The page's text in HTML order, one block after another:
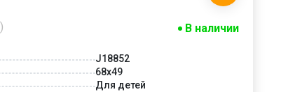
В наличии
J18852
68x49
Для детей